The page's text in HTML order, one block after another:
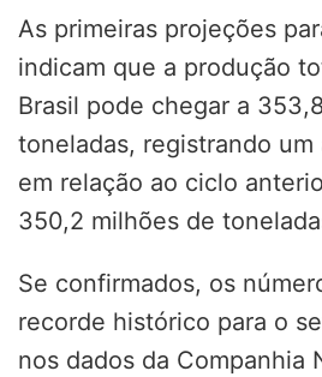
As primeiras projeções
indicam que a produção
Brasil pode chegar a
toneladas, registrando um
em relação ao ciclo
350,2 milhões de
Se confirmados, os
recorde histórico para o
nos dados da Companhia